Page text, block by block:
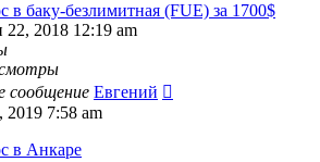
в баку-безлимитная (FUE) за 1700$
22, 2018 12:19 am
сообщение Евгений
2019 7:58 am
в Анкаре